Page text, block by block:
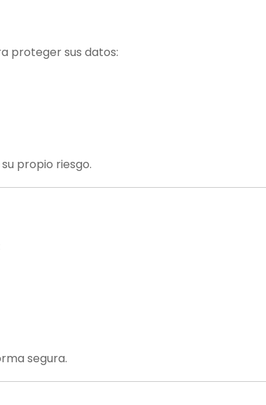
proteger sus datos:
propio riesgo.
segura.